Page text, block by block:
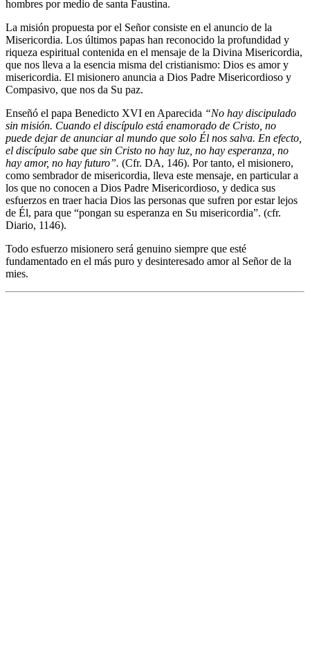
hombres por medio de santa Faustina.
La misión propuesta por el Señor consiste en el anuncio de la
Misericordia. Los últimos papas han reconocido la profundidad y
riqueza espiritual contenida en el mensaje de la Divina Misericordia,
que nos lleva a la esencia misma del cristianismo: Dios es amor y
misericordia. El misionero anuncia a Dios Padre Misericordioso y
Compasivo, que nos da Su paz.
Enseñó el papa Benedicto XVI en Aparecida “No hay discipulado
sin misión. Cuando el discípulo está enamorado de Cristo, no
puede dejar de anunciar al mundo que solo Él nos salva. En efecto,
el discípulo sabe que sin Cristo no hay luz, no hay esperanza, no
hay amor, no hay futuro”. (Cfr. DA, 146). Por tanto, el misionero,
como sembrador de misericordia, lleva este mensaje, en particular a
los que no conocen a Dios Padre Misericordioso, y dedica sus
esfuerzos en traer hacia Dios las personas que sufren por estar lejos
de Él, para que “pongan su esperanza en Su misericordia”. (cfr.
Diario, 1146).
Todo esfuerzo misionero será genuino siempre que esté
fundamentado en el más puro y desinteresado amor al Señor de la
mies.